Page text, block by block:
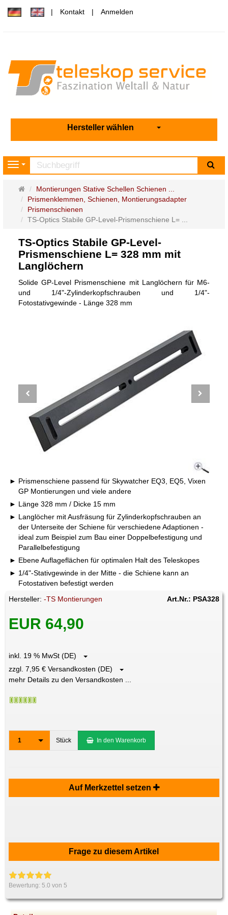
Kontakt Anmelden
Hersteller wählen
Navigation
Startseite
Montierungen Stative Schellen Schienen ...
Prismenklemmen, Schienen, Montierungsadapter
Prismenschienen
TS-Optics Stabile GP-Level-Prismenschiene L= ...
TS-Optics Stabile GP-Level-
Prismenschiene L= 328 mm mit
Langlöchern
Solide GP-Level Prismenschiene mit Langlöchern für M6-
und 1/4"-Zylinderkopfschrauben und 1/4"-
Fotostativgewinde - Länge 328 mm
Prismenschiene passend für Skywatcher EQ3, EQ5, Vixen
GP Montierungen und viele andere
Länge 328 mm / Dicke 15 mm
Langlöcher mit Ausfräsung für Zylinderkopfschrauben an
der Unterseite der Schiene für verschiedene Adaptionen -
ideal zum Beispiel zum Bau einer Doppelbefestigung und
Parallelbefestigung
Ebene Auflageflächen für optimalen Halt des Teleskopes
1/4"-Stativgewinde in der Mitte - die Schiene kann an
Fotostativen befestigt werden
Hersteller:-TS Montierungen Art.Nr.: PSA328
EUR 64,90
inkl. 19 % MwSt (DE)
zzgl. 7,95 € Versandkosten (DE)
mehr Details zu den Versandkosten ...
1 Stück In den Warenkorb
Auf Merkzettel setzen
Frage zu diesem Artikel
Bewertung:5.0 von 5